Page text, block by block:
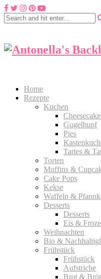
Home
Rezepte
Kuchen
Gugelhupf
Pies
Tartes &
Torten
Muffins &
Cake Pops
Kekse
Waffeln &
Desserts
Desserts
Eis &
Weihnachten
Bio &
Frühstück
Frühstück
Aufstriche
Brot &